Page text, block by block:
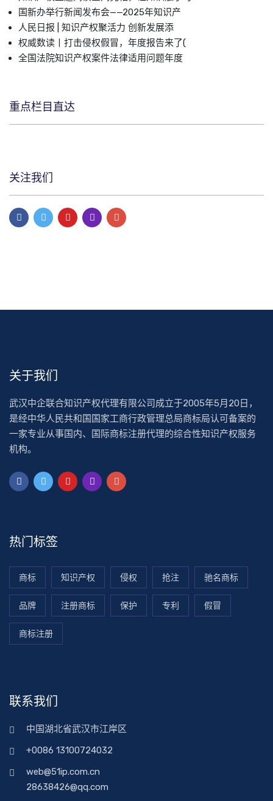
国新办举行新闻发布会——2025年知识产
人民日报 | 知识产权聚活力 创新发展添
权威数读丨打击侵权假冒，年度报告来了(
全国法院知识产权案件法律适用问题年度
重点栏目直达
关注我们
关于我们
武汉中企联合知识产权代理有限公司成立于2005年5月20日，
是经中华人民共和国国家工商行政管理总局商标局认可备案的
一家专业从事国内、国际商标注册代理的综合性知识产权服务
机构。
热门标签
商标 知识产权 侵权 抢注 驰名商标
品牌 注册商标 保护 专利 假冒
商标注册
联系我们
中国湖北省武汉市江岸区
+0086 13100724032
web@51ip.com.cn
28638426@qq.com